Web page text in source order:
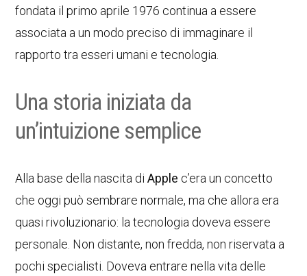
fondata il primo aprile 1976 continua a essere
associata a un modo preciso di immaginare il
rapporto tra esseri umani e tecnologia.
Una storia iniziata da
un’intuizione semplice
Alla base della nascita diApple c’era un concetto
che oggi può sembrare normale, ma che allora era
quasi rivoluzionario: la tecnologia doveva essere
personale. Non distante, non fredda, non riservata a
pochi specialisti. Doveva entrare nella vita delle